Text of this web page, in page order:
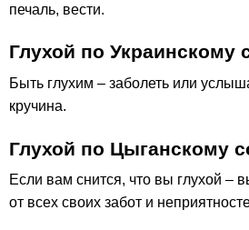
печаль, вести.
Глухой по Украинскому
Быть глухим – заболеть или
кручина.
Глухой по Цыганскому
Если вам снится, что вы глухой –
от всех своих забот и